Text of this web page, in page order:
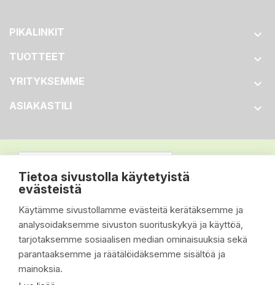
Tietoa sivustolla käytetyistä
evästeistä
Käytämme sivustollamme evästeitä kerätäksemme ja
analysoidaksemme sivuston suorituskykyä ja käyttöä,
tarjotaksemme sosiaalisen median ominaisuuksia sekä
parantaaksemme ja räätälöidäksemme sisältöä ja
mainoksia.
PIKALINKIT 
TUOTTEET 
YRITYKSEMME 
ASIAKASTILI 